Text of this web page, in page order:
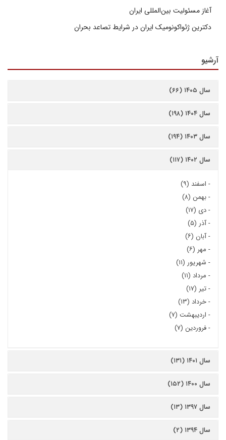
آغاز مسئولیت بین‌المللی ایران
دکترین ژئواکونومیک ایران در شرایط تصاعد بحران
آرشیو
سال ۱۴۰۵ (۶۶)
سال ۱۴۰۴ (۱۹۸)
سال ۱۴۰۳ (۱۹۴)
سال ۱۴۰۲ (۱۱۷)
- اسفند (۹)
-بهمن (۸)
-دی (۱۷)
-آذر (۵)
-آبان (۶)
- مهر (۶)
- شهریور (۱۱)
- مرداد (۱۱)
-تیر (۱۷)
-خرداد (۱۳)
- اردیبهشت (۷)
-فروردین (۷)
سال ۱۴۰۱ (۱۳۱)
سال ۱۴۰۰ (۱۵۲)
سال ۱۳۹۷ (۱۳)
سال ۱۳۹۴ (۲)